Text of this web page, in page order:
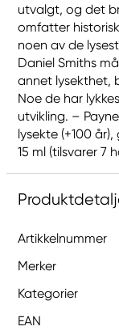
utvalgt, og det
omfatter
noen av de
Daniel Smiths
annet lysekthet,
Noe de har
utvikling. –
lysekte (+100
15 ml (tilsvarer 7
Artikkelnummer
Merker
Kategorier
EAN